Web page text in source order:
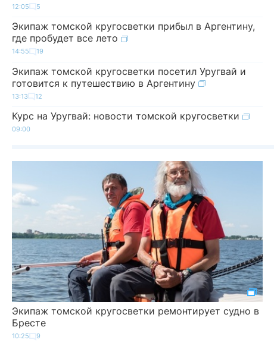
12:05 5
Экипаж томской кругосветки прибыл в Аргентину,
где пробудет все лето
14:55 19
Экипаж томской кругосветки посетил Уругвай и
готовится к путешествию в Аргентину
13:13 12
Курс на Уругвай: новости томской кругосветки
09:00
Экипаж томской кругосветки ремонтирует судно в
Бресте
10:25 9